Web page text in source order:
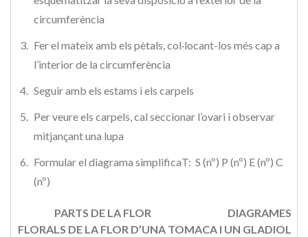
circumferència
Fer el mateix amb els pètals, col·locant-los més cap a
l’interior de la circumferència
Seguir amb els estams i els carpels
Per veure els carpels, cal seccionar l’ovari i observar
mitjançant una lupa
Formular el diagrama simplificaT: S (nº) P (nº) E (nº) C
(nº)
PARTS DE LA FLOR DIAGRAMES
FLORALS DE LA FLOR D’UNA TOMACA I UN GLADIOL